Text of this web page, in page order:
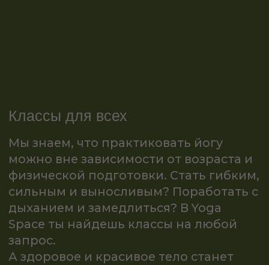
Подарок, который всегда кстати.
Сертификаты на свободную сумму —
их можно использовать на занятия в
студиях или на товары
Просто. Полезно. С заботой 💚